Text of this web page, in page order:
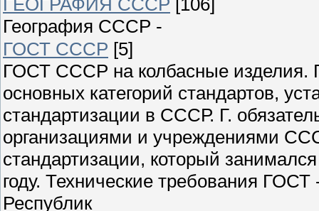
География СССР -
ГОСТ СССР [5]
ГОСТ СССР на колбасные изделия.
основных категорий стандартов,
стандартизации в СССР. Г.
организациями и учреждениями
стандартизации, который
году. Технические требования
Республик